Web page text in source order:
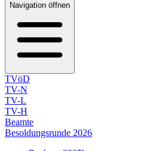
Navigation öffnen
TVöD
TV-N
TV-L
TV-H
Beamte
Besoldungsrunde 2026